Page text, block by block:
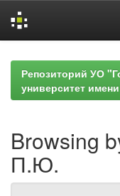
navigationРепозиторий УО
университет
Browsing
П.Ю.